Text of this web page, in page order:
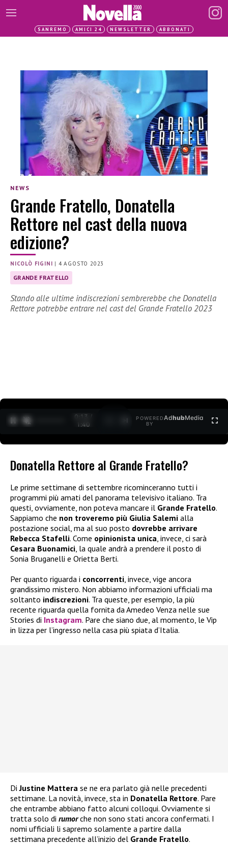
SANREMO AMICI 24 NEWSLETTER ABBONATI
NEWS
Grande Fratello, Donatella
Rettore nel cast della nuova
edizione?
NICOLÒ FIGINI | 4 AGOSTO 2023
GRANDE FRATELLO
Stando alle ultime indiscrezioni sembrerebbe che Donatella
Rettore potrebbe entrare nel cast del Grande Fratello 2023
0:14 /
1:40
POWERED
BY
AdhubMedia
Donatella Rettore al Grande Fratello?
Le prime settimane di settembre ricominceranno tutti i
programmi più amati del panorama televisivo italiano. Tra
questi, ovviamente, non poteva mancare il Grande Fratello.
Sappiamo che non troveremo più Giulia Salemi alla
postazione social, ma al suo posto dovrebbe arrivare
Rebecca Stafelli. Come opinionista unica, invece, ci sarà
Cesara Buonamici, la quale andrà a prendere il posto di
Sonia Bruganelli e Orietta Berti.
Per quanto riguarda i concorrenti, invece, vige ancora
grandissimo mistero. Non abbiamo informazioni ufficiali ma
soltanto indiscrezioni. Tra queste, per esempio, la più
recente riguarda quella fornita da Amedeo Venza nelle sue
Stories di Instagram. Pare che siano due, al momento, le Vip
in lizza per l’ingresso nella casa più spiata d’Italia.
DiJustine Mattera se ne era parlato già nelle precedenti
settimane. La novità, invece, sta in Donatella Rettore. Pare
che entrambe abbiano fatto alcuni colloqui. Ovviamente si
tratta solo di rumorche non sono stati ancora confermati. I
nomi ufficiali li sapremo solamente a partire dalla
settimana precedente all’inizio del Grande Fratello.